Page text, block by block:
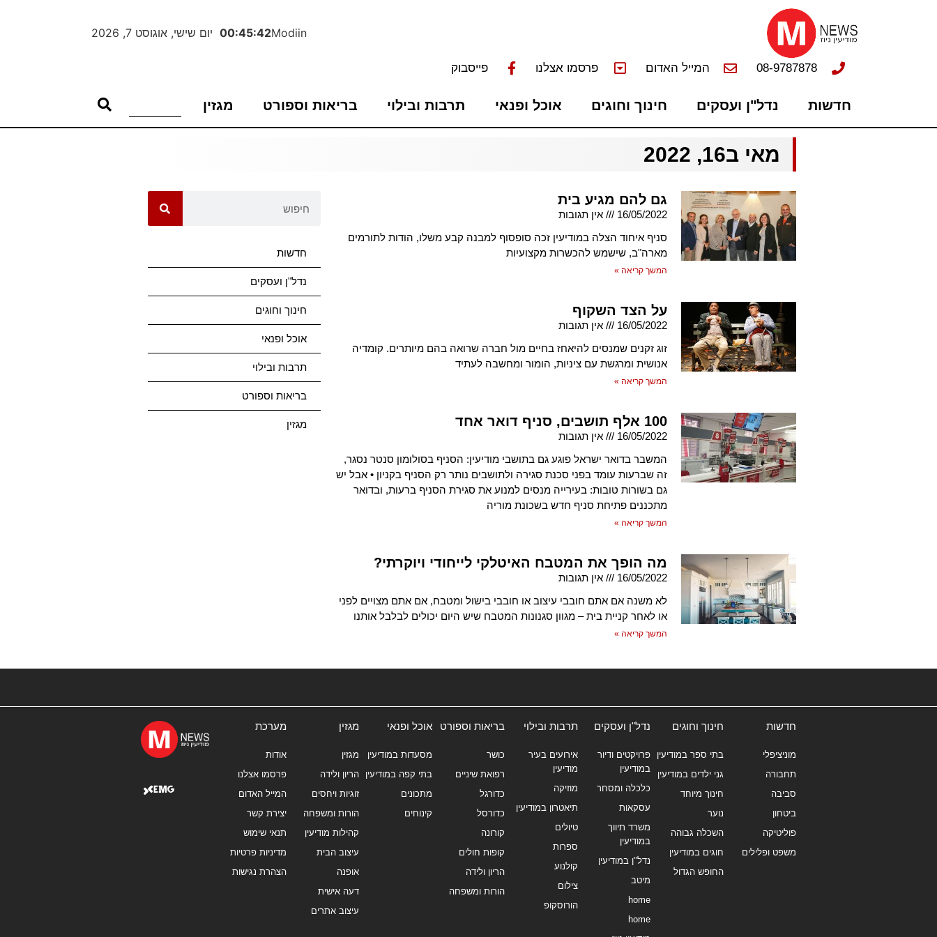
Modiin
00:45:43 יום שישי, אוגוסט 7, 2026
08-9787878 המייל האדום פרסמו אצלנו פייסבוק
חדשות נדל"ן ועסקים חינוך וחוגים אוכל ופנאי תרבות ובילוי בריאות וספורט מגזין
מאי ב16, 2022
גם להם מגיע בית
16/05/2022
אין תגובות
סניף איחוד הצלה במודיעין זכה סופסוף למבנה קבע משלו, הודות לתורמים
מארה"ב, שישמש להכשרות מקצועיות
המשך קריאה »
על הצד השקוף
16/05/2022
אין תגובות
זוג זקנים שמנסים להיאחז בחיים מול חברה שרואה בהם מיותרים. קומדיה
אנושית ומרגשת עם ציניות, הומור ומחשבה לעתיד
המשך קריאה »
100 אלף תושבים, סניף דואר אחד
16/05/2022
אין תגובות
המשבר בדואר ישראל פוגע גם בתושבי מודיעין: הסניף בסולומון סנטר נסגר,
זה שברעות עומד בפני סכנת סגירה ולתושבים נותר רק הסניף בקניון • אבל יש
גם בשורות טובות: בעירייה מנסים למנוע את סגירת הסניף ברעות, ובדואר
מתכננים פתיחת סניף חדש בשכונת מוריה
המשך קריאה »
מה הופך את המטבח האיטלקי לייחודי ויוקרתי?
16/05/2022
אין תגובות
לא משנה אם אתם חובבי עיצוב או חובבי בישול ומטבח, אם אתם מצויים לפני
או לאחר קניית בית – מגוון סגנונות המטבח שיש היום יכולים לבלבל אותנו
המשך קריאה »
חדשות
נדל"ן ועסקים
חינוך וחוגים
אוכל ופנאי
תרבות ובילוי
בריאות וספורט
מגזין
חדשות
מוניציפלי
תחבורה
סביבה
ביטחון
פוליטיקה
משפט ופלילים
חינוך וחוגים
בתי ספר במודיעין
גני ילדים במודיעין
חינוך מיוחד
נוער
השכלה גבוהה
חוגים במודיעין
החופש הגדול
נדל"ן ועסקים
פרויקטים ודיור
במודיעין
כלכלה ומסחר
עסקאות
משרד תיווך
במודיעין
נדל"ן במודיעין
מיטב
home
home
תרבות ובילוי
אירועים בעיר
מודיעין
מוזיקה
תיאטרון במודיעין
טיולים
ספרות
קולנוע
צילום
הורוסקופ
בריאות וספורט
כושר
רפואת שיניים
כדורגל
כדורסל
קורונה
קופות חולים
הריון ולידה
הורות ומשפחה
אוכל ופנאי
מסעדות במודיעין
בתי קפה במודיעין
מתכונים
קינוחים
מגזין
מגזין
הריון ולידה
זוגיות ויחסים
הורות ומשפחה
קהילות מודיעין
עיצוב הבית
אופנה
דעה אישית
עיצוב אתרים
מערכת
אודות
פרסמו אצלנו
המייל האדום
יצירת קשר
תנאי שימוש
מדיניות פרטיות
הצהרת נגישות